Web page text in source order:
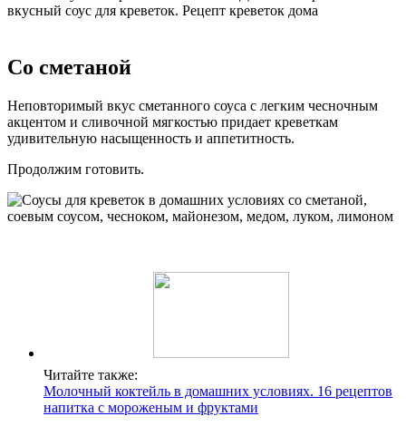
вкусный соус для креветок. Рецепт креветок дома
Со сметаной
Неповторимый вкус сметанного соуса с легким чесночным
акцентом и сливочной мягкостью придает креветкам
удивительную насыщенность и аппетитность.
Продолжим готовить.
Читайте также:
Молочный коктейль в домашних условиях. 16 рецептов
напитка с мороженым и фруктами